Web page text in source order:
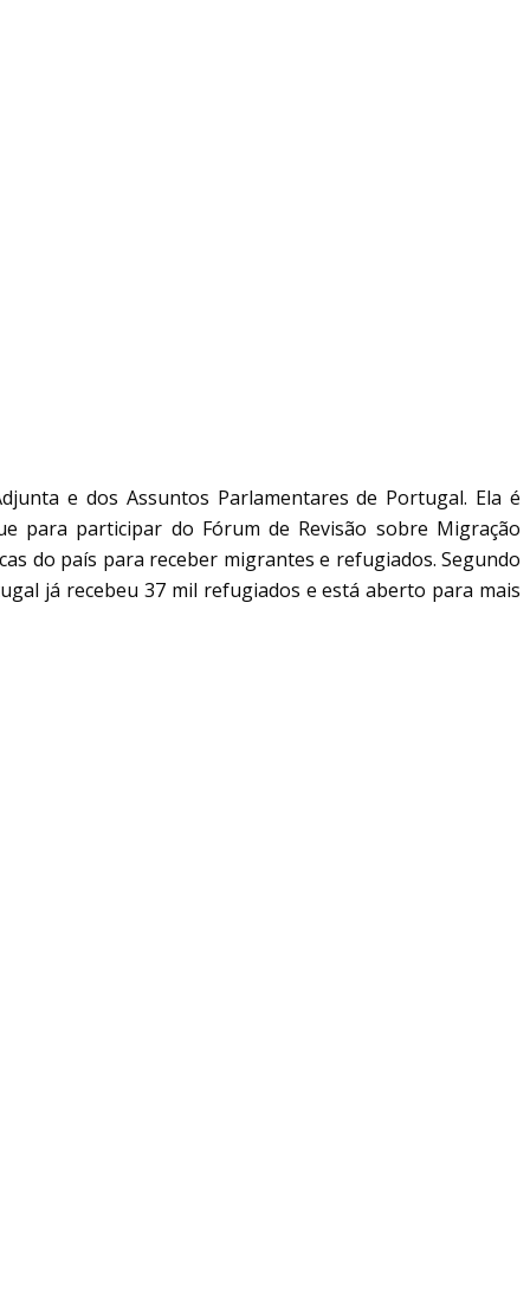
e dos Assuntos Parlamentares de Portugal. Ela é
para participar do Fórum de Revisão sobre Migração
do país para receber migrantes e refugiados. Segundo
já recebeu 37 mil refugiados e está aberto para mais